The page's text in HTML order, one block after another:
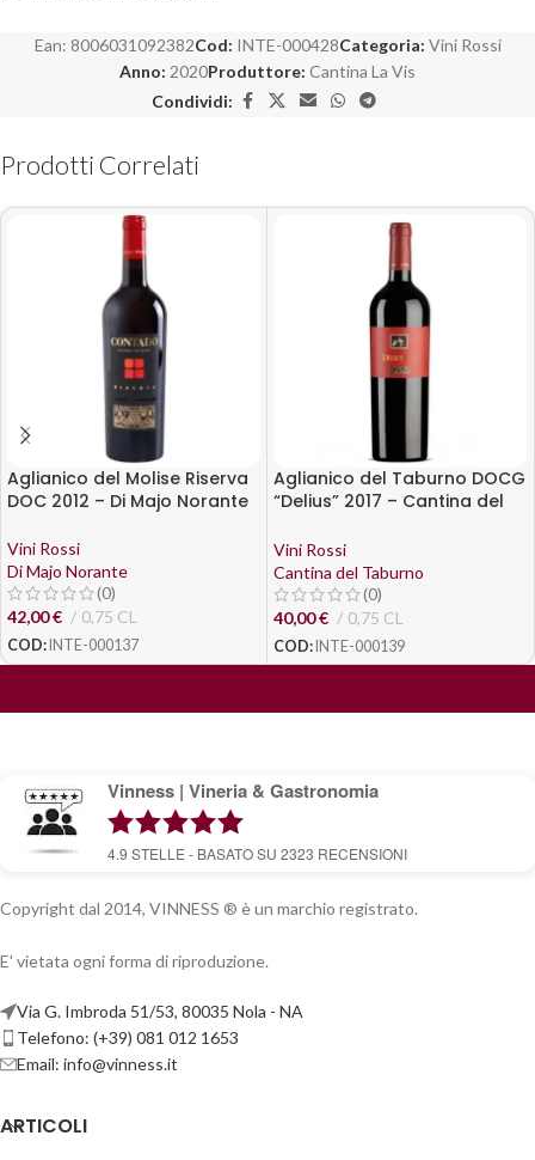
Ean: 8006031092382Cod: INTE-000428Categoria: Vini Rossi
Anno: 2020Produttore: Cantina La Vis
Condividi:
Prodotti Correlati
Aglianico del Molise Riserva
DOC 2012 – Di Majo Norante
Vini Rossi
Di Majo Norante
(0)
42,00€ 0,75 CL
COD: INTE-000137
Aglianico del Taburno DOCG
“Delius” 2017 – Cantina del
Vini Rossi
Cantina del Taburno
(0)
40,00€ 0,75 CL
COD: INTE-000139
Vinness | Vineria & Gastronomia
4.9 STELLE - BASATO SU 2323 RECENSIONI
Copyright dal 2014, VINNESS ® è un marchio registrato.
E' vietata ogni forma di riproduzione.
Via G. Imbroda 51/53, 80035 Nola - NA
Telefono: (+39) 081 012 1653
Email: info@vinness.it
ARTICOLI